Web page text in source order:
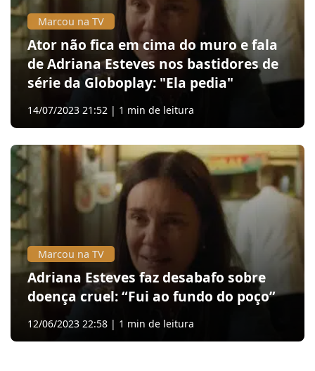
Marcou na TV
Ator não fica em cima do muro e fala
de Adriana Esteves nos bastidores de
série da Globoplay: "Ela pedia"
14/07/2023 21:52 | 1 min de leitura
Marcou na TV
Adriana Esteves faz desabafo sobre
doença cruel: “Fui ao fundo do poço”
12/06/2023 22:58 | 1 min de leitura